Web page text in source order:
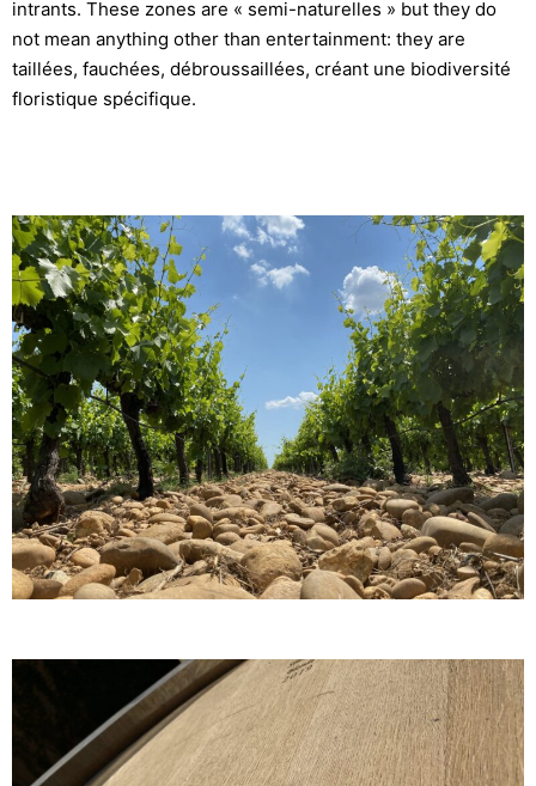
intrants. These zones are « semi-naturelles » but they do
not mean anything other than entertainment: they are
taillées, fauchées, débroussaillées, créant une biodiversité
floristique spécifique.